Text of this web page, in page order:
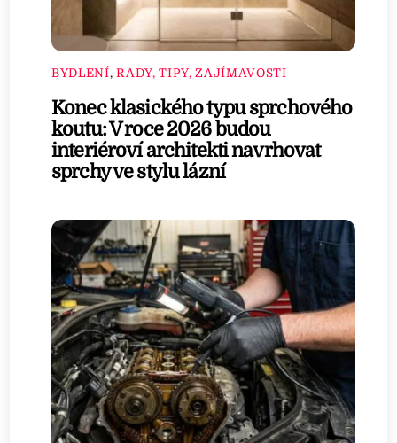
BYDLENÍ,RADY, TIPY, ZAJÍMAVOSTI
Konec klasického typu sprchového
koutu: V roce 2026 budou
interiéroví architekti navrhovat
sprchy ve stylu lázní